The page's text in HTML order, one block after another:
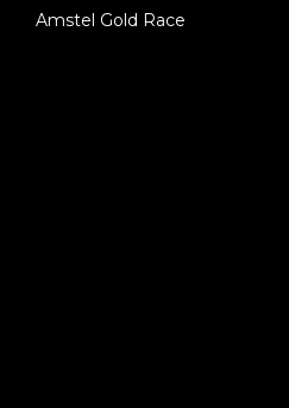
Amstel Gold Race